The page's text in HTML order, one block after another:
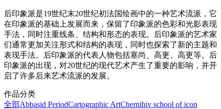
后印象派是19世纪末20世纪初法国绘画中的一种艺术流派，它
在印象派的基础上发展而来，保留了印象派的色彩和光影表现
手法，同时注重线条、结构和形态的表现。后印象派的艺术家
们通常更加关注形式和结构的表现，同时也探索了新的主题和
表现手法。后印象派的代表人物包括塞尚、高更、高更等。后
印象派的出现，对20世纪的现代艺术产生了重要的影响，并开
启了许多后来艺术流派的发展。
作品分类
全部Abbasid PeriodCartographic ArtChernihiv school of icon